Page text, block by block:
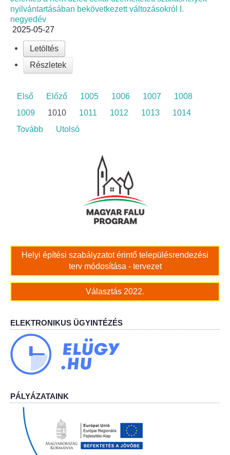
nyilvántartásában bekövetkezett változásokról I.
negyedév
2025-05-27
Letöltés
Részletek
Első Előző 1005 1006 1007
1008
1009
1010 1011 1012 1013
1014
Tovább
Utolsó
Helyi építési szabályzatot érintő településrendezési
terv módosítása - tervezet
Választás 2022.
ELEKTRONIKUS ÜGYINTÉZÉS
PÁLYÁZATAINK